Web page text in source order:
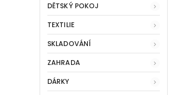
DĚTSKÝ POKOJ
TEXTILIE
SKLADOVÁNÍ
ZAHRADA
DÁRKY